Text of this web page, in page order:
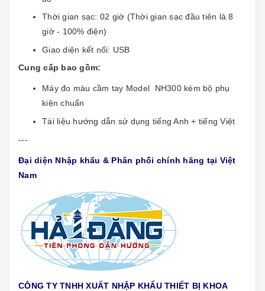
Thời gian sạc: 02 giờ (Thời gian sạc đầu tiên là 8
giờ - 100% điện)
Giao diện kết nối: USB
Cung cấp bao gồm:
Máy đo màu cầm tay Model NH300 kèm bộ phụ
kiện chuẩn
Tài liệu hướng dẫn sử dụng tiếng Anh + tiếng Việt
---
Đại diện Nhập khẩu & Phân phối chính hãng tại Việt
Nam
CÔNG TY TNHH XUẤT NHẬP KHẨU THIẾT BỊ KHOA